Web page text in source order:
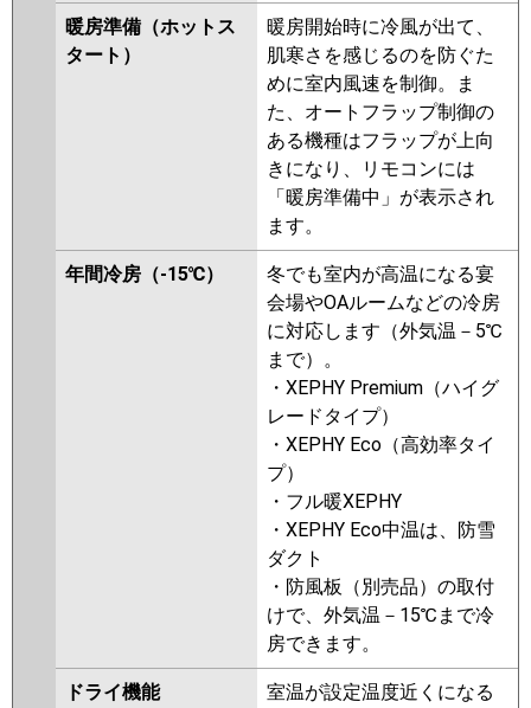
暖房準備（ホットス
タート）
暖房開始時に冷風が出て、
肌寒さを感じるのを防ぐた
めに室内風速を制御。ま
た、オートフラップ制御の
ある機種はフラップが上向
きになり、リモコンには
「暖房準備中」が表示され
ます。
年間冷房（-15℃）
冬でも室内が高温になる宴
会場やOAルームなどの冷房
に対応します（外気温－5℃
まで）。
・XEPHY Premium（ハイグ
レードタイプ）
・XEPHY Eco（高効率タイ
プ）
・フル暖XEPHY
・XEPHY Eco中温は、防雪
ダクト
・防風板（別売品）の取付
けで、外気温－15℃まで冷
房できます。
ドライ機能
室温が設定温度近くになる